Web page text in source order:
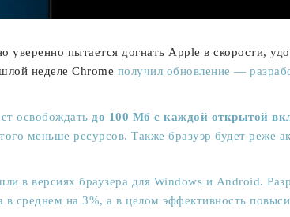
уверенно пытается догнать Apple в скорости,
неделе Chrome получил обновление —
освобождать до 100 Мб с каждой открытой
меньше ресурсов. Также бразуэр будет реже
в версиях браузера для Windows и Android.
в среднем на 3%, а в целом эффективность